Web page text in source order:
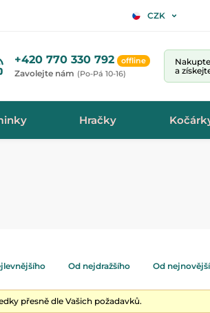
CZK
+420 770 330 792 offline
Zavolejte nám (Po-Pá 10-16)
a
Hračky
Od nejdražšího Od
přesně dle Vašich požadavků.